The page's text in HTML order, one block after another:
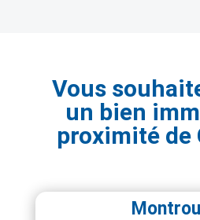
Vous
un bien
proximité de